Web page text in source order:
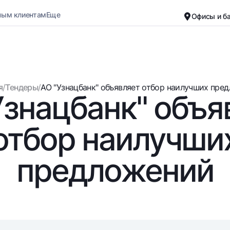
Вклады
Для всех
До востребования
Евро
Возможно все
До востребования USD
Карты
Бесплатные
Премиальные
UzCard/HUMO
Visa
клиентамЕще Офисы и
Черно-белая версия
Включить озвучивание
/Тендеры/АО "Узнацбанк" объявляет отбор наилучших
предложений